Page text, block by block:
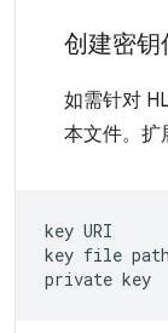
创建密钥
如需针对
本文件。扩
key URI
key file path
private